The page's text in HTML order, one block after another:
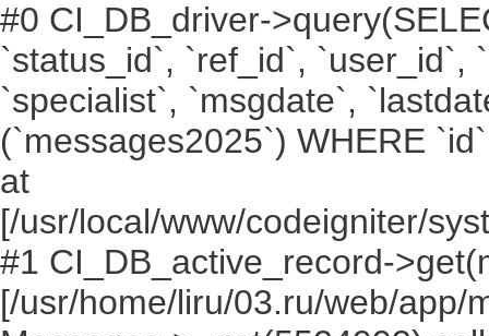
#0 CI_DB_driver-
`status_id`, `ref_id`, `user_id`,
`specialist`, `msgdate`,
(`messages2025`) WHERE
at
[/usr/local/www/codeigniter/
#1 CI_DB_active_record-
[/usr/home/liru/03.ru/web/app/